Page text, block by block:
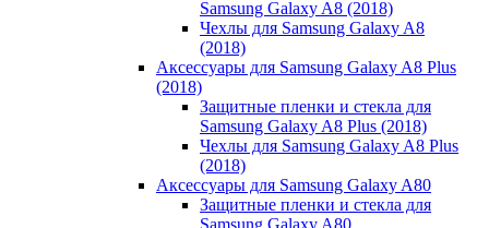
Samsung Galaxy A8 (2018)
Чехлы для Samsung Galaxy A8
(2018)
Аксессуары для Samsung Galaxy A8 Plus
(2018)
Защитные пленки и стекла для
Samsung Galaxy A8 Plus (2018)
Чехлы для Samsung Galaxy A8 Plus
(2018)
Аксессуары для Samsung Galaxy A80
Защитные пленки и стекла для
Samsung Galaxy A80